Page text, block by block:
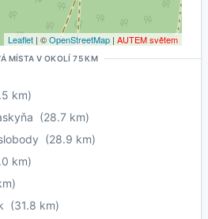
Leaflet | ©OpenStreetMap | AUTEM světem
MÍSTA V OKOLÍ 75 KM
km)
(28.7 km)
(28.9 km)
km)
(31.8 km)